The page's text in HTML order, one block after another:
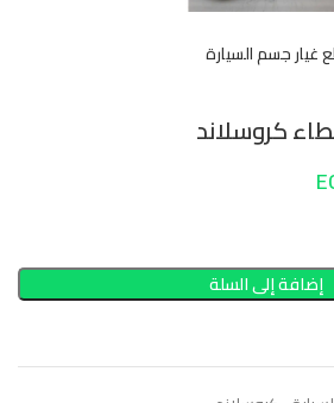
غيار جسم السيارة
كروسلاند
إضافة إلى السلة